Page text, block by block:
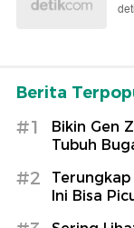
Berita
#1
Bikin Gen
Tubuh
#2
Ini Bisa